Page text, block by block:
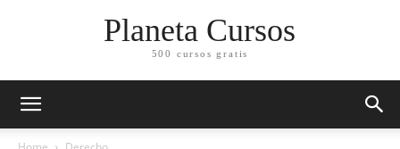
Planeta Cursos
500 cursos gratis